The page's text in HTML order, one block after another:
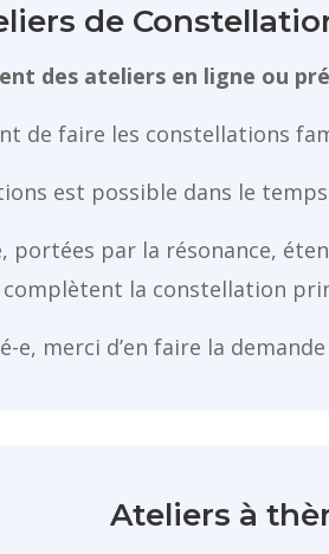
de
des ateliers en ligne ou
de faire les constellations
est possible dans le
portées par la résonance,
la constellation
merci d’en faire la demande
Ateliers à